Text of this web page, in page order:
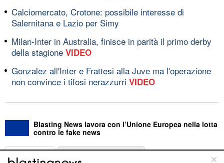
Calciomercato, Crotone: possibile interesse di
Salernitana e Lazio per Simy
Milan-Inter in Australia, finisce in parità il primo derby
della stagione VIDEO
Gonzalez all'Inter e Frattesi alla Juve ma l'operazione
non convince i tifosi nerazzurri VIDEO
Blasting News lavora con l’Unione Europea nella lotta
contro le fake news
ABOUT